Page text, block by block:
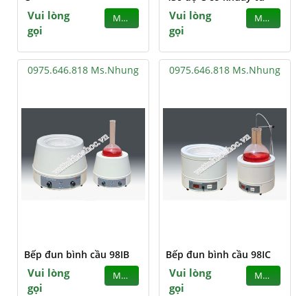
Vui lòng
gọi
MUA
Vui lòng
gọi
MUA
0975.646.818 Ms.Nhung
Bếp đun bình cầu 98IB
Vui lòng
gọi
MUA
0975.646.818 Ms.Nhung
Bếp đun bình cầu 98IC
Vui lòng
gọi
MUA